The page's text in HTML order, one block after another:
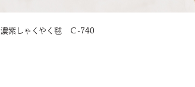
濃紫しゃくやく毬 Ｃ-740